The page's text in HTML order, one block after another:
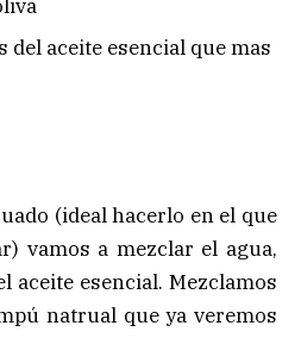
del aceite esencial que mas
(ideal hacerlo en el que
vamos a mezclar el agua,
aceite esencial. Mezclamos
natrual que ya veremos